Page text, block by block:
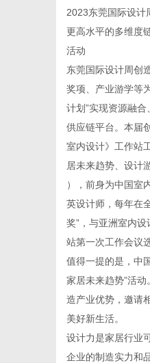
2023东莞国际设计
更高水平的多维度
活动
东莞国际设计周创
奖项、产业游学等
计划”实现资源融
供应链平台。本届
室内设计》工作站
居未来趋势、设计
），前身为中国室
英设计师，每年在
奖”，与亚洲室内
站第一次工作会议
值得一提的是，中
家居未来趋势”活
造产业优势，邀请
美好新生活。
设计力是家居行业
企业的制造实力和